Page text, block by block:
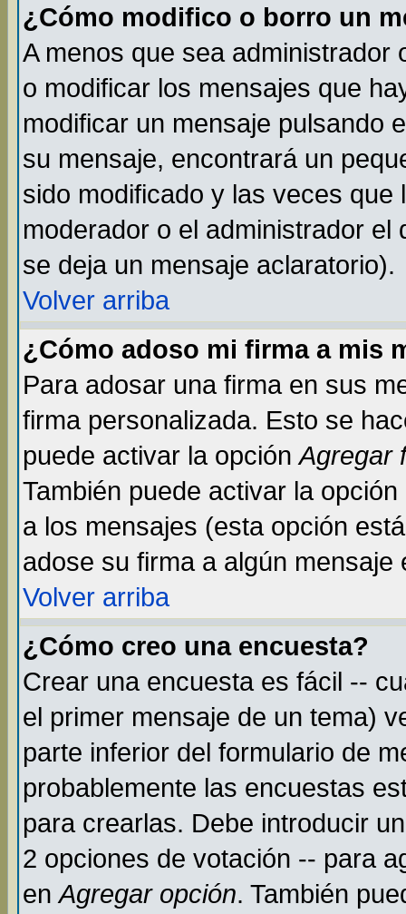
¿Cómo modifico o borro un
A menos que sea administrador
o modificar los mensajes que
modificar un mensaje pulsando
su mensaje, encontrará un
sido modificado y las veces
moderador o el administrador
se deja un mensaje aclaratorio).
Volver arriba
¿Cómo adoso mi firma a mis
Para adosar una firma en sus
firma personalizada. Esto se
puede activar la opciónAgregar
También puede activar la
a los mensajes (esta opción
adose su firma a algún mensaje
Volver arriba
¿Cómo creo una encuesta?
Crear una encuesta es fácil --
el primer mensaje de un tema)
parte inferior del formulario de
probablemente las encuestas
para crearlas. Debe introducir
2 opciones de votación -- para
enAgregar opción. También